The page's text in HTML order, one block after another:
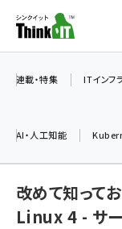
ン
ツ
ai (2508)
加藤銘のチ
連載・特集 ITインフ
AI・人工知能
改めて知っ
Linux 4 - サ